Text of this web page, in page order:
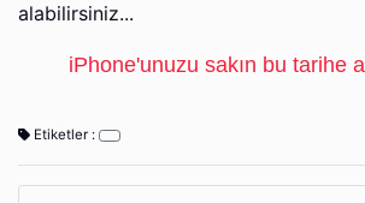
alabilirsiniz...
iPhone'unuzu sakın bu tarihe
Etiketler :